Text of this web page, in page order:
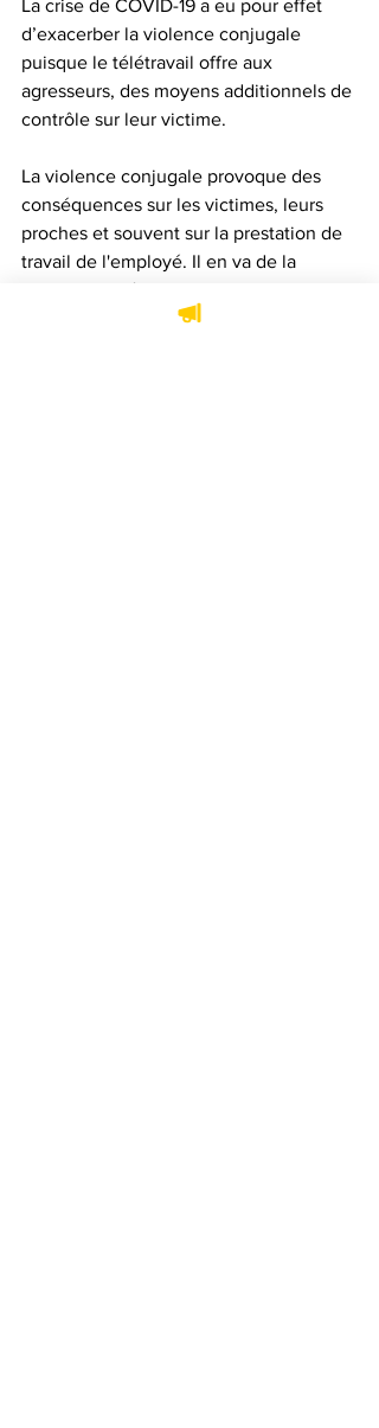
La crise de COVID-19 a eu pour effet
d’exacerber la violence conjugale
puisque le télétravail offre aux
agresseurs, des moyens additionnels de
contrôle sur leur victime.
La violence conjugale provoque des
conséquences sur les victimes, leurs
proches et souvent sur la prestation de
travail de l'employé. Il en va de la
responsabilité de tout employeur de
protéger la santé et d'assurer la sécurité